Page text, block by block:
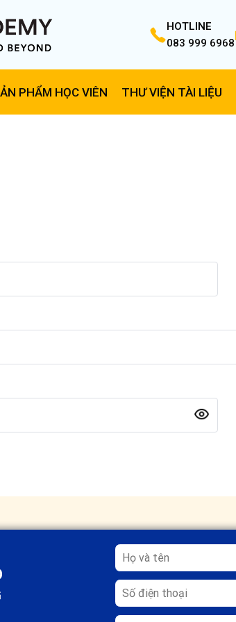
HOTLINE
083 999 6968
PHẨM HỌC VIÊN THƯ VIỆN TÀI LIỆU